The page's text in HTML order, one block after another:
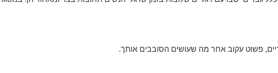
פשוט עקוב אחר מה שעושים הסובבים אותך.